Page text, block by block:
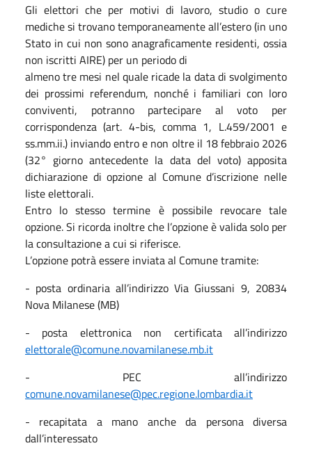
Gli elettori che per motivi di lavoro, studio o cure
mediche si trovano temporaneamente all’estero (in uno
Stato in cui non sono anagraficamente residenti, ossia
non iscritti AIRE) per un periodo di
almeno tre mesi nel quale ricade la data di svolgimento
dei prossimi referendum, nonché i familiari con loro
conviventi, potranno partecipare al voto per
corrispondenza (art. 4-bis, comma 1, L.459/2001 e
ss.mm.ii.) inviando entro e non oltre il 18 febbraio 2026
(32° giorno antecedente la data del voto) apposita
dichiarazione di opzione al Comune d’iscrizione nelle
liste elettorali.
Entro lo stesso termine è possibile revocare tale
opzione. Si ricorda inoltre che l’opzione è valida solo per
la consultazione a cui si riferisce.
L’opzione potrà essere inviata al Comune tramite:
- posta ordinaria all’indirizzo Via Giussani 9, 20834
Nova Milanese (MB)
- posta elettronica non certificata all’indirizzo
elettorale@comune.novamilanese.mb.it
- PEC all’indirizzo
comune.novamilanese@pec.regione.lombardia.it
- recapitata a mano anche da persona diversa
dall’interessato